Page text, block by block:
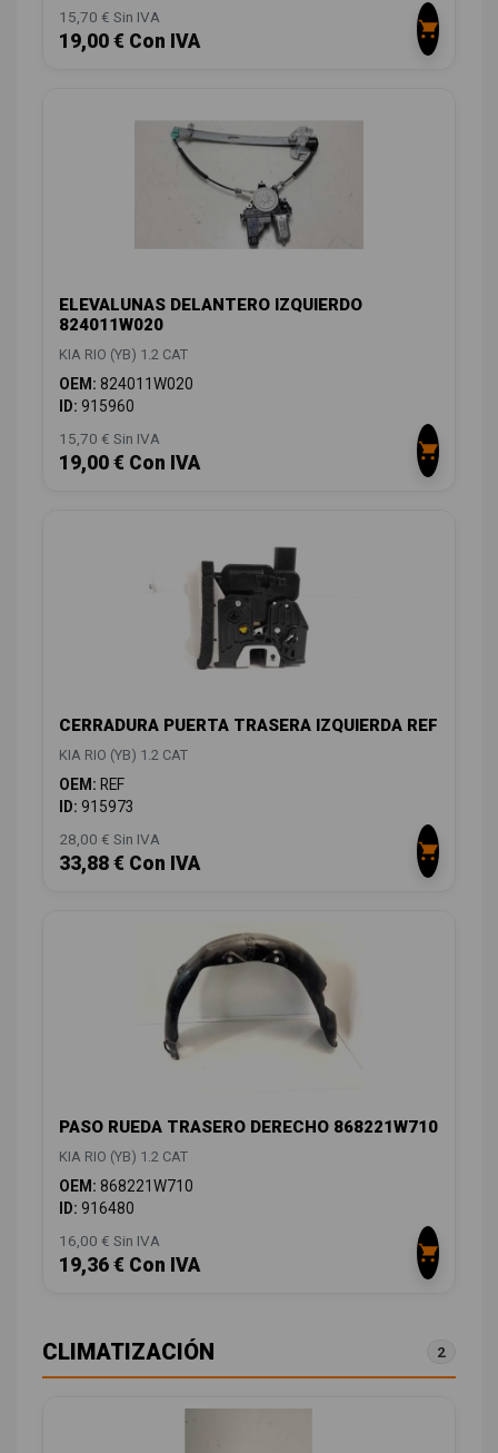
15,70 € Sin IVA
19,00 € Con IVA
ELEVALUNAS DELANTERO IZQUIERDO
824011W020
KIA RIO (YB) 1.2 CAT
OEM: 824011W020
ID: 915960
15,70 € Sin IVA
19,00 € Con IVA
CERRADURA PUERTA TRASERA IZQUIERDA REF
KIA RIO (YB) 1.2 CAT
OEM: REF
ID: 915973
28,00 € Sin IVA
33,88 € Con IVA
PASO RUEDA TRASERO DERECHO 868221W710
KIA RIO (YB) 1.2 CAT
OEM: 868221W710
ID: 916480
16,00 € Sin IVA
19,36 € Con IVA
CLIMATIZACIÓN 2